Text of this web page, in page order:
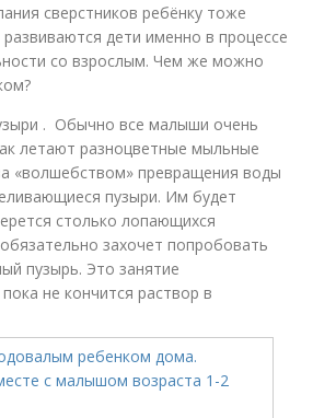
сверстников ребёнку тоже
дети именно в процессе
со взрослым. Чем же можно
. Обычно все малыши очень
летают разноцветные мыльные
«волшебством» превращения воды
пузыри. Им будет
столько лопающихся
захочет попробовать
пузырь. Это занятие
не кончится раствор в